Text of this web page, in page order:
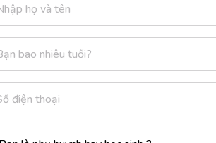
này đã giúp hơn 100 triệu người
khăn trong quá trình học, từ việc
động lực đến các vấn đề liên
và từ vựng.
các kiến thức cơ bản về tiếng Anh